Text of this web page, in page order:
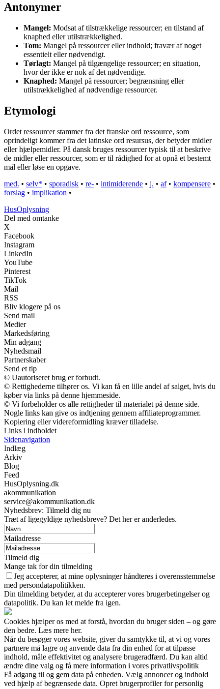
Antonymer
Mangel: Modsat af tilstrækkelige ressourcer; en tilstand af
knaphed eller utilstrækkelighed.
Tom: Mangel på ressourcer eller indhold; fravær af noget
essentielt eller nødvendigt.
Tørlagt: Mangel på tilgængelige ressourcer; en situation,
hvor der ikke er nok af det nødvendige.
Knaphed: Mangel på ressourcer; begrænsning eller
utilstrækkelighed af nødvendige ressourcer.
Etymologi
Ordet ressourcer stammer fra det franske ord ressource, som
oprindeligt kommer fra det latinske ord resursus, der betyder midler
eller hjælpemidler. På dansk bruges ressourcer typisk til at beskrive
de midler eller ressourcer, som er til rådighed for at opnå et bestemt
mål eller løse en opgave.
med. • selv* • sporadisk • re- • intimiderende • j. • af• kompensere •
forslag • implikation •
HusOplysning
Del med omtanke
X
Facebook
Instagram
LinkedIn
YouTube
Pinterest
TikTok
Mail
RSS
Bliv klogere på os
Send mail
Medier
Markedsføring
Min adgang
Nyhedsmail
Partnerskaber
Send et tip
© Uautoriseret brug er forbudt.
© Rettighederne tilhører os. Vi kan få en lille andel af salget, hvis du
køber via links på denne hjemmeside.
© Vi forbeholder os alle rettigheder til materialet på denne side.
Nogle links kan give os indtjening gennem affiliateprogrammer.
Kopiering eller videreformidling kræver tilladelse.
Links i indholdet
Sidenavigation
Indlæg
Arkiv
Blog
Feed
HusOplysning.dk
akommunikation
service@akommunikation.dk
Nyhedsbrev: Tilmeld dig nu
Træt af ligegyldige nyhedsbreve? Det her er anderledes.
Mailadresse
Tilmeld dig
Mange tak for din tilmelding
Jeg accepterer, at mine oplysninger håndteres i overensstemmelse
med persondatapolitikken.
Din tilmelding betyder, at du accepterer vores brugerbetingelser og
datapolitik. Du kan let melde fra igen.
Cookies hjælper os med at forstå, hvordan du bruger siden – og gøre
den bedre. Læs mere her.
Når du besøger vores website, giver du samtykke til, at vi og vores
partnere må lagre og anvende data fra din enhed for at tilpasse
indhold, måle effektivitet og analysere brugeradfærd. Du kan altid
ændre dine valg og få mere information i vores privatlivspolitik
Få adgang til og gem data på enheden. Vælg annoncer og indhold
ved hjælp af begrænsede data. Opret brugerprofiler for personlig